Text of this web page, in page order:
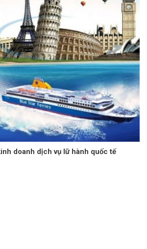
doanh dịch vụ lữ hành quốc tế